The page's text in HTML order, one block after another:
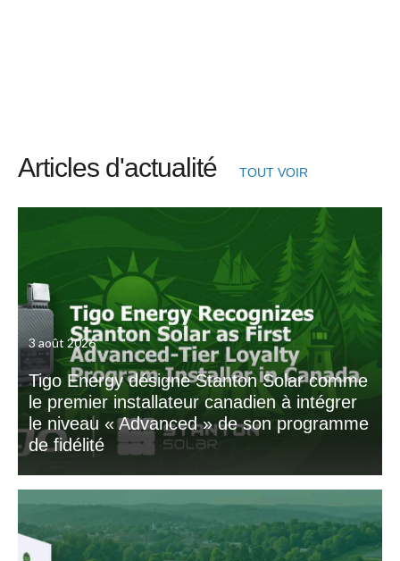
Articles d'actualité TOUT VOIR
3 août 2026
Tigo Energy désigne Stanton Solar comme
le premier installateur canadien à intégrer
le niveau « Advanced » de son programme
de fidélité